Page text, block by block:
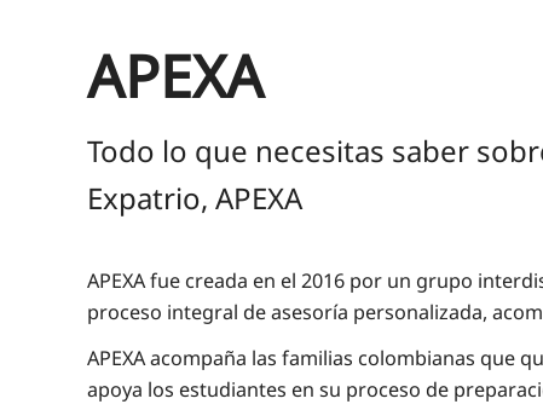
APEXA
Todo lo que necesitas saber
Expatrio, APEXA
APEXA fue creada en el 2016 por un grupo
proceso integral de asesoría personalizada,
APEXA acompaña las familias colombianas que
apoya los estudiantes en su proceso de